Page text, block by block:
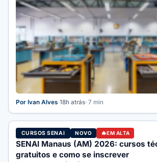
Por Ivan Alves·18h atrás· 7 min
CURSOS SENAI NOVO EM ALTA
SENAI Manaus (AM) 2026: cursos
gratuitos e como se inscrever